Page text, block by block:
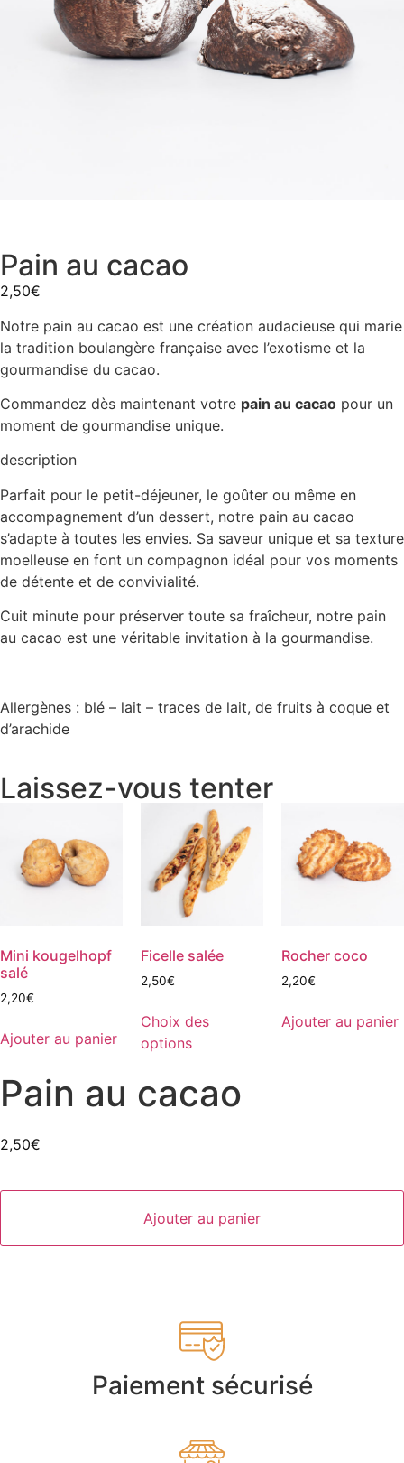
Pain au cacao
2,50€
Notre pain au cacao est une création audacieuse qui marie
la tradition boulangère française avec l’exotisme et la
gourmandise du cacao.
Commandez dès maintenant votre pain au cacao pour un
moment de gourmandise unique.
description
Parfait pour le petit-déjeuner, le goûter ou même en
accompagnement d’un dessert, notre pain au cacao
s’adapte à toutes les envies. Sa saveur unique et sa texture
moelleuse en font un compagnon idéal pour vos moments
de détente et de convivialité.
Cuit minute pour préserver toute sa fraîcheur, notre pain
au cacao est une véritable invitation à la gourmandise.
Allergènes : blé – lait – traces de lait, de fruits à coque et
d’arachide
Laissez-vous tenter
Mini kougelhopf
salé
2,20€
Ajouter au panier
Ficelle salée
2,50€
Choix des
options
Rocher coco
2,20€
Ajouter au panier
Pain au cacao
2,50€
Ajouter au panier
Paiement sécurisé